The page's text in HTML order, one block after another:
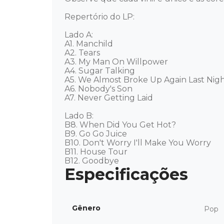
Repertório do LP:
Lado A:
A1. Manchild
A2. Tears
A3. My Man On Willpower
A4. Sugar Talking
A5. We Almost Broke Up Again Last
A6. Nobody's Son
A7. Never Getting Laid
Lado B:
B8. When Did You Get Hot?
B9. Go Go Juice
B10. Don't Worry I'll Make You Worry
B11. House Tour
B12. Goodbye
Gênero Pop